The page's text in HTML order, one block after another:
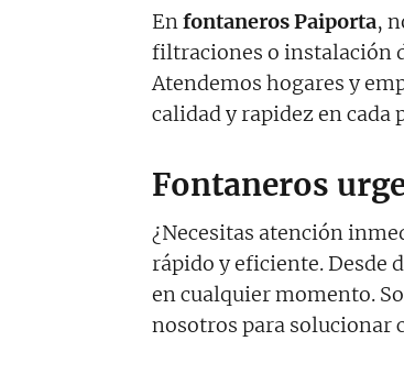
Enfontaneros Paiporta,
filtraciones o instalación
Atendemos hogares y
calidad y rapidez en cada
Fontaneros
¿Necesitas atención
rápido y eficiente. Desde
en cualquier momento.
nosotros para solucionar